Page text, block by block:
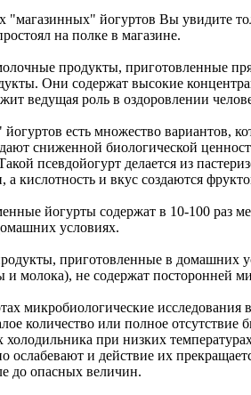
"магазинных" йогуртов Вы увидите
на полке в магазине.
продукты, приготовленные
Они содержат высокие
ведущая роль в оздоровлении
есть множество вариантов,
сниженной биологической
псевдойогурт делается из
а кислотность и вкус создаются
йогурты содержат в 10-100 раз
условиях.
приготовленные в домашних
и молока), не содержат посторонней
микробиологические
количество или полное
холодильника при низких
ослабевают и действие их
до опасных величин.